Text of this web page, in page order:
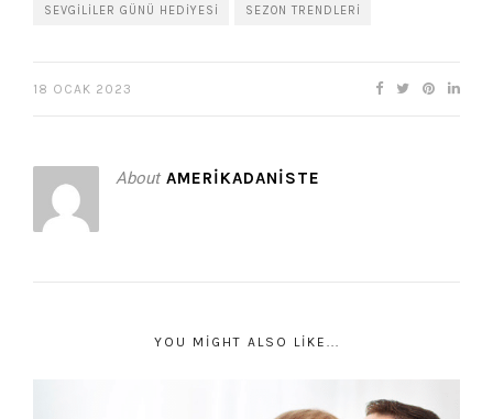
SEVGILILER GÜNÜ HEDIYESI SEZON TRENDLERI
18 OCAK 2023
About AMERIKADANISTE
YOU MIGHT ALSO LIKE...